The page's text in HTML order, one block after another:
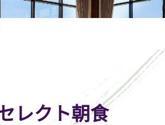
レクト朝食